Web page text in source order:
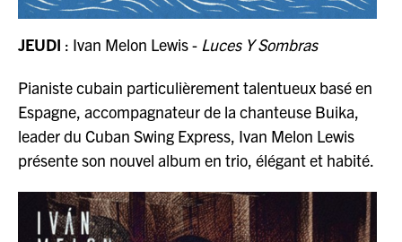
JEUDI : Ivan Melon Lewis - Luces Y Sombras
Pianiste cubain particulièrement talentueux basé en
Espagne, accompagnateur de la chanteuse Buika,
leader du Cuban Swing Express, Ivan Melon Lewis
présente son nouvel album en trio, élégant et habité.